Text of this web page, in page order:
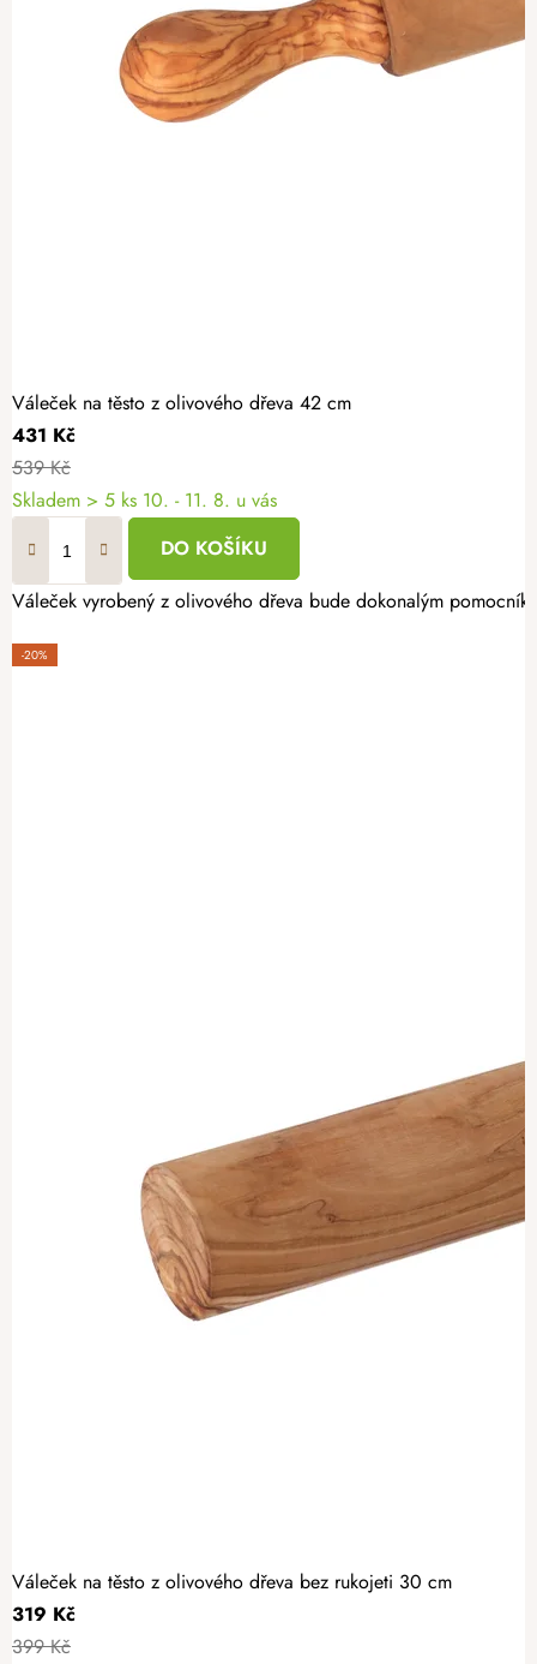
Váleček na těsto z olivového dřeva 42 cm
431 Kč
539 Kč
Skladem > 5 ks 10. - 11. 8. u vás
DO KOŠÍKU
Váleček vyrobený z olivového dřeva bude dokonalým
-20%
Váleček na těsto z olivového dřeva bez rukojeti 30 cm
319 Kč
399 Kč